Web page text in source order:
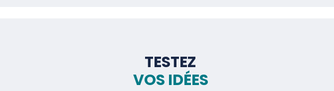
TESTEZ
VOS IDÉES